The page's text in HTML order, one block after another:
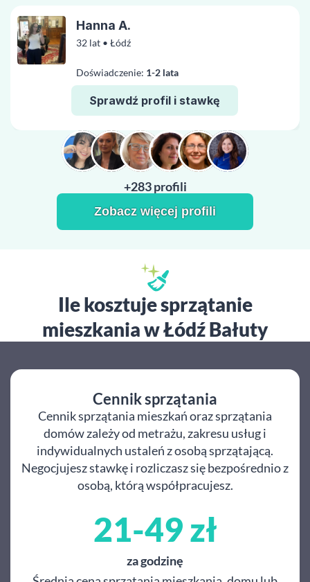
32 lat • Łódź
Doświadczenie: 1-2 lata
Sprawdź profil i stawkę
Hanna A.
+283 profili
Zobacz więcej profili
Ile kosztuje sprzątanie
mieszkania w Łódź Bałuty
Cennik sprzątania
Cennik sprzątania mieszkań oraz sprzątania
domów zależy od metrażu, zakresu usług i
indywidualnych ustaleń z osobą sprzątającą.
Negocjujesz stawkę i rozliczasz się bezpośrednio z
osobą, którą współpracujesz.
21-49 zł
za godzinę